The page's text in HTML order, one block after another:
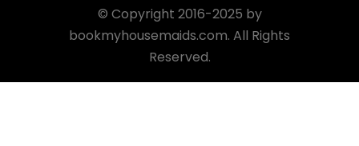
© Copyright 2016-2025 by
bookmyhousemaids.com. All Rights
Reserved.